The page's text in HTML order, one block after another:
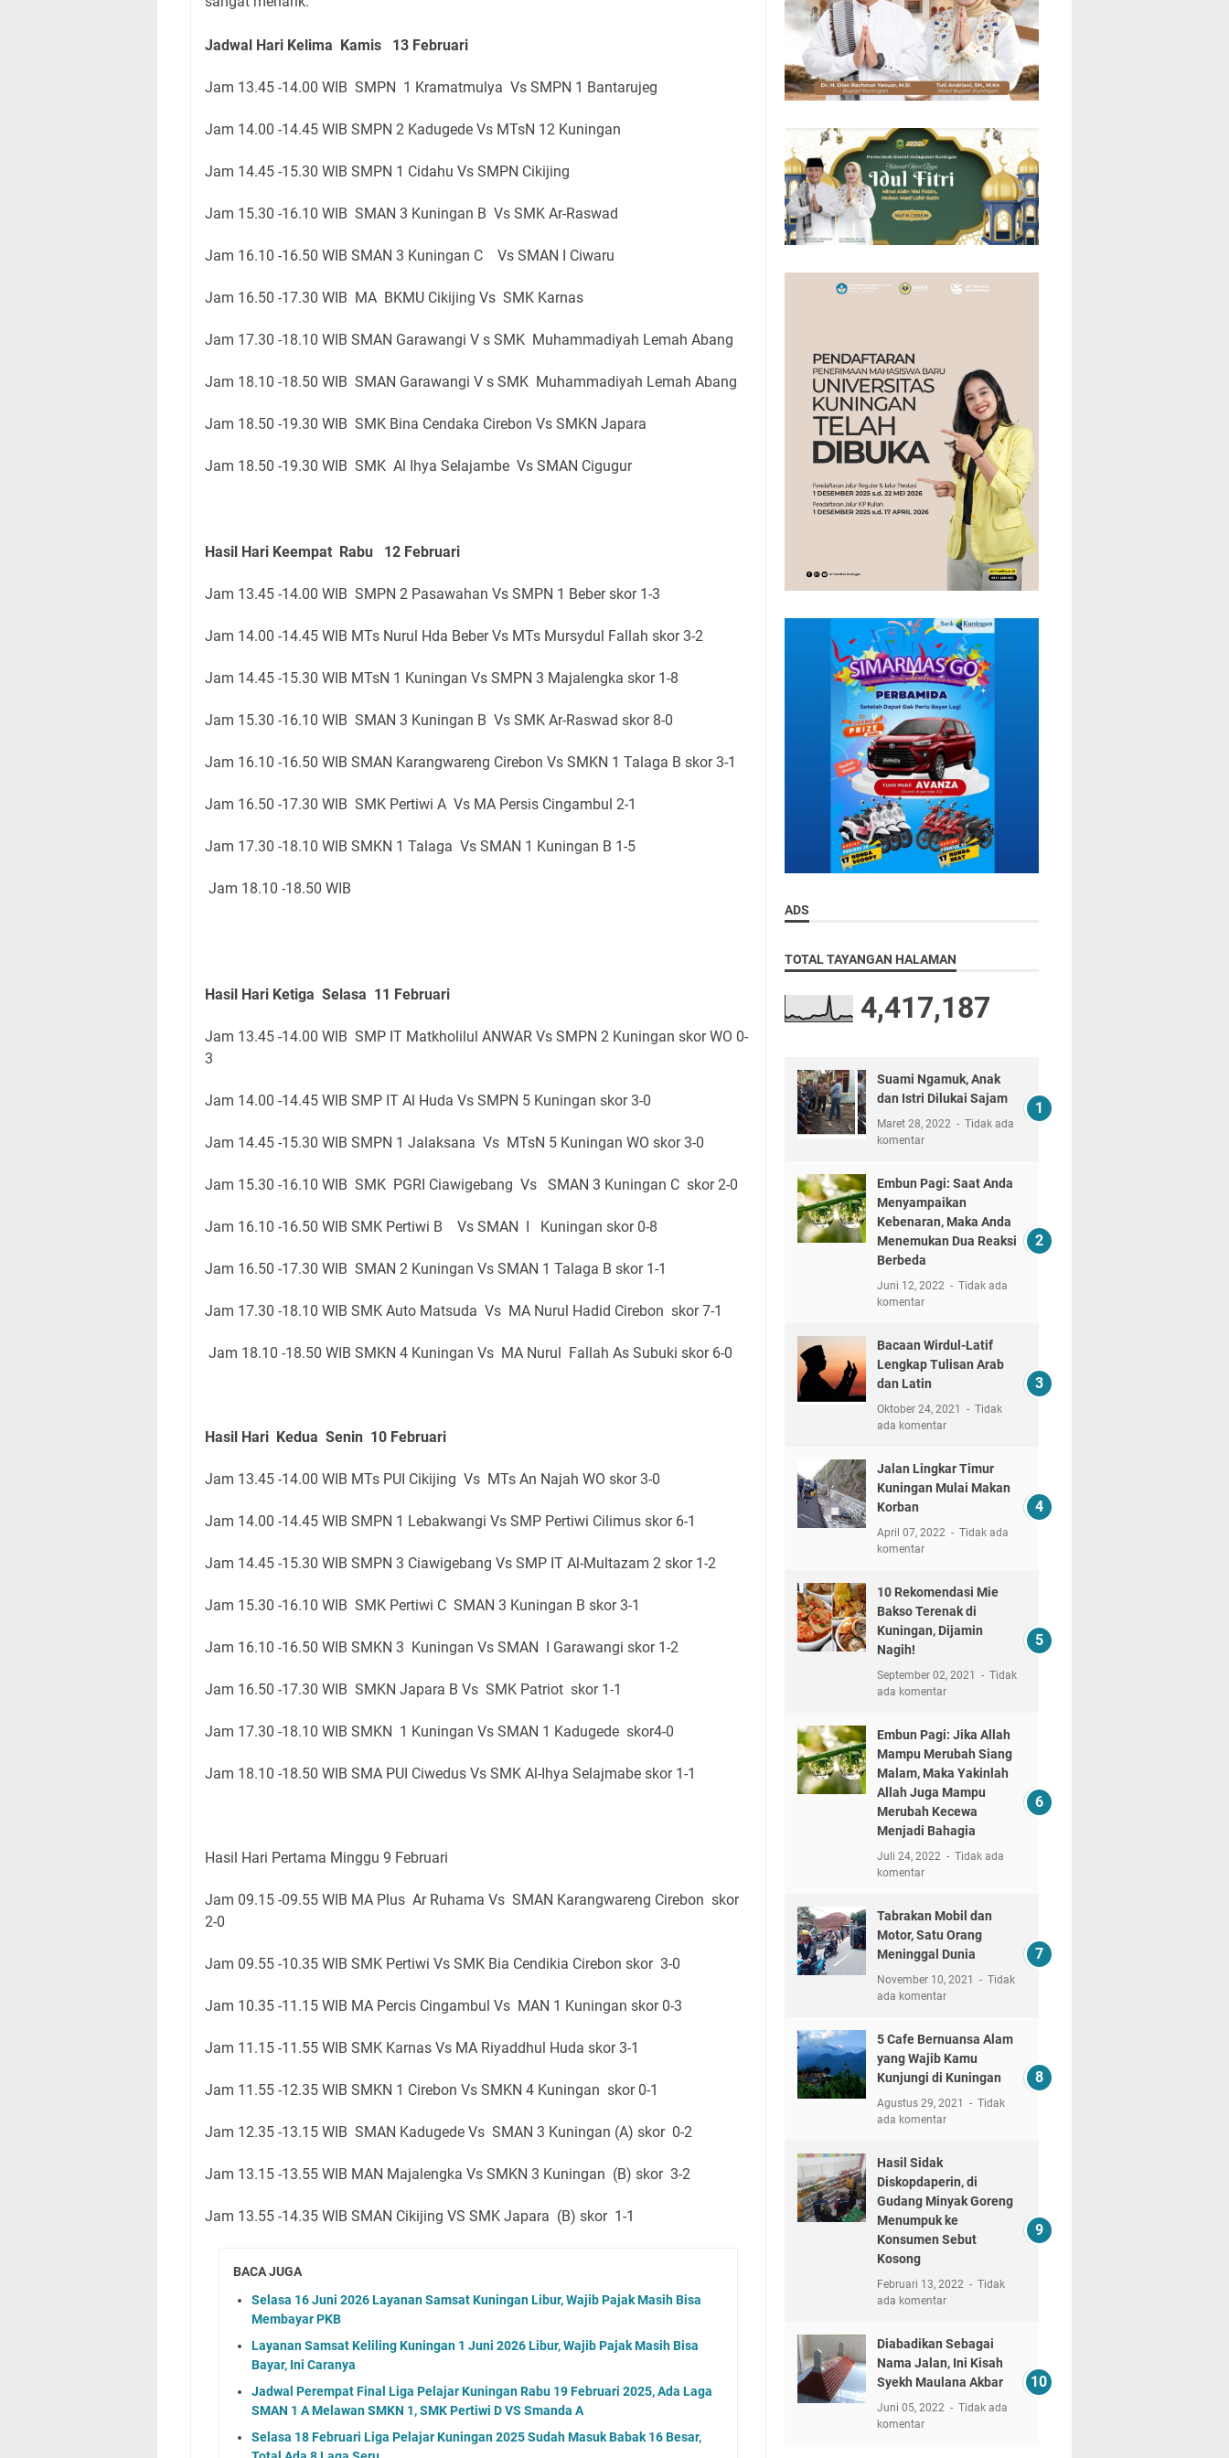
Jadwal Hari Kelima Kamis 13 Februari
Jam 13.45 -14.00 WIB SMPN 1 Kramatmulya Vs SMPN 1 Bantarujeg
Jam 14.00 -14.45 WIB SMPN 2 Kadugede Vs MTsN 12 Kuningan
Jam 14.45 -15.30 WIB SMPN 1 Cidahu Vs SMPN Cikijing
Jam 15.30 -16.10 WIB SMAN 3 Kuningan B Vs SMK Ar-Raswad
Jam 16.10 -16.50 WIB SMAN 3 Kuningan C Vs SMAN I Ciwaru
Jam 16.50 -17.30 WIB MA BKMU Cikijing Vs SMK Karnas
Jam 17.30 -18.10 WIB SMAN Garawangi V s SMK Muhammadiyah Lemah Abang
Jam 18.10 -18.50 WIB SMAN Garawangi V s SMK Muhammadiyah Lemah Abang
Jam 18.50 -19.30 WIB SMK Bina Cendaka Cirebon Vs SMKN Japara
Jam 18.50 -19.30 WIB SMK Al Ihya Selajambe Vs SMAN Cigugur
Hasil Hari Keempat Rabu 12 Februari
Jam 13.45 -14.00 WIB SMPN 2 Pasawahan Vs SMPN 1 Beber skor 1-3
Jam 14.00 -14.45 WIB MTs Nurul Hda Beber Vs MTs Mursydul Fallah skor 3-2
Jam 14.45 -15.30 WIB MTsN 1 Kuningan Vs SMPN 3 Majalengka skor 1-8
Jam 15.30 -16.10 WIB SMAN 3 Kuningan B Vs SMK Ar-Raswad skor 8-0
Jam 16.10 -16.50 WIB SMAN Karangwareng Cirebon Vs SMKN 1 Talaga B skor 3-1
Jam 16.50 -17.30 WIB SMK Pertiwi A Vs MA Persis Cingambul 2-1
Jam 17.30 -18.10 WIB SMKN 1 Talaga Vs SMAN 1 Kuningan B 1-5
Jam 18.10 -18.50 WIB
Hasil Hari Ketiga Selasa 11 Februari
Jam 13.45 -14.00 WIB SMP IT Matkholilul ANWAR Vs SMPN 2 Kuningan skor WO 0-
3
Jam 14.00 -14.45 WIB SMP IT Al Huda Vs SMPN 5 Kuningan skor 3-0
Jam 14.45 -15.30 WIB SMPN 1 Jalaksana Vs MTsN 5 Kuningan WO skor 3-0
Jam 15.30 -16.10 WIB SMK PGRI Ciawigebang Vs SMAN 3 Kuningan C skor 2-0
Jam 16.10 -16.50 WIB SMK Pertiwi B Vs SMAN I Kuningan skor 0-8
Jam 16.50 -17.30 WIB SMAN 2 Kuningan Vs SMAN 1 Talaga B skor 1-1
Jam 17.30 -18.10 WIB SMK Auto Matsuda Vs MA Nurul Hadid Cirebon skor 7-1
Jam 18.10 -18.50 WIB SMKN 4 Kuningan Vs MA Nurul Fallah As Subuki skor 6-0
Hasil Hari Kedua Senin 10 Februari
Jam 13.45 -14.00 WIB MTs PUI Cikijing Vs MTs An Najah WO skor 3-0
Jam 14.00 -14.45 WIB SMPN 1 Lebakwangi Vs SMP Pertiwi Cilimus skor 6-1
Jam 14.45 -15.30 WIB SMPN 3 Ciawigebang Vs SMP IT Al-Multazam 2 skor 1-2
Jam 15.30 -16.10 WIB SMK Pertiwi C SMAN 3 Kuningan B skor 3-1
Jam 16.10 -16.50 WIB SMKN 3 Kuningan Vs SMAN I Garawangi skor 1-2
Jam 16.50 -17.30 WIB SMKN Japara B Vs SMK Patriot skor 1-1
Jam 17.30 -18.10 WIB SMKN 1 Kuningan Vs SMAN 1 Kadugede skor4-0
Jam 18.10 -18.50 WIB SMA PUI Ciwedus Vs SMK Al-Ihya Selajmabe skor 1-1
Hasil Hari Pertama Minggu 9 Februari
Jam 09.15 -09.55 WIB MA Plus Ar Ruhama Vs SMAN Karangwareng Cirebon skor
2-0
Jam 09.55 -10.35 WIB SMK Pertiwi Vs SMK Bia Cendikia Cirebon skor 3-0
Jam 10.35 -11.15 WIB MA Percis Cingambul Vs MAN 1 Kuningan skor 0-3
Jam 11.15 -11.55 WIB SMK Karnas Vs MA Riyaddhul Huda skor 3-1
Jam 11.55 -12.35 WIB SMKN 1 Cirebon Vs SMKN 4 Kuningan skor 0-1
Jam 12.35 -13.15 WIB SMAN Kadugede Vs SMAN 3 Kuningan (A) skor 0-2
Jam 13.15 -13.55 WIB MAN Majalengka Vs SMKN 3 Kuningan (B) skor 3-2
Jam 13.55 -14.35 WIB SMAN Cikijing VS SMK Japara (B) skor 1-1
BACA JUGA
Selasa 16 Juni 2026 Layanan Samsat Kuningan Libur, Wajib Pajak Masih Bisa
Membayar PKB
Layanan Samsat Keliling Kuningan 1 Juni 2026 Libur, Wajib Pajak Masih Bisa
Bayar, Ini Caranya
Jadwal Perempat Final Liga Pelajar Kuningan Rabu 19 Februari 2025, Ada Laga
SMAN 1 A Melawan SMKN 1, SMK Pertiwi D VS Smanda A
Selasa 18 Februari Liga Pelajar Kuningan 2025 Sudah Masuk Babak 16 Besar,
ADS
TOTAL TAYANGAN HALAMAN
4,417,187
Suami Ngamuk, Anak
dan Istri Dilukai Sajam
Maret 28, 2022
Tidak ada
komentar
Embun Pagi: Saat Anda
Menyampaikan
Kebenaran, Maka Anda
Menemukan Dua Reaksi
Berbeda
Juni 12, 2022
Tidak ada
komentar
Bacaan Wirdul-Latif
Lengkap Tulisan Arab
dan Latin
Oktober 24, 2021
Tidak
ada komentar
Jalan Lingkar Timur
Kuningan Mulai Makan
Korban
April 07, 2022
Tidak ada
komentar
10 Rekomendasi Mie
Bakso Terenak di
Kuningan, Dijamin
Nagih!
September 02, 2021
Tidak
ada komentar
Embun Pagi: Jika Allah
Mampu Merubah Siang
Malam, Maka Yakinlah
Allah Juga Mampu
Merubah Kecewa
Menjadi Bahagia
Juli 24, 2022
Tidak ada
komentar
Tabrakan Mobil dan
Motor, Satu Orang
Meninggal Dunia
November 10, 2021
Tidak
ada komentar
5 Cafe Bernuansa Alam
yang Wajib Kamu
Kunjungi di Kuningan
Agustus 29, 2021
Tidak
ada komentar
Hasil Sidak
Diskopdaperin, di
Gudang Minyak Goreng
Menumpuk ke
Konsumen Sebut
Kosong
Februari 13, 2022
Tidak
ada komentar
Diabadikan Sebagai
Nama Jalan, Ini Kisah
Syekh Maulana Akbar
Juni 05, 2022
Tidak ada
komentar